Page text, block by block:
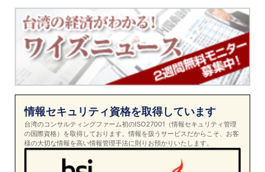
情報セキュリティ資格を取得しています
台湾のコンサルティングファーム初のISO27001（情報セキュリティ管理
の国際資格）を取得しております。情報を扱うサービスだからこそ、お客
様の大切な情報を高い情報管理手法に則りお預かりいたします。